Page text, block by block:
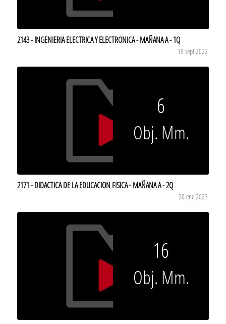
2143 - INGENIERIA ELECTRICA Y ELECTRONICA - MAÑANA A - 1Q
19 sept 2022
6
Obj. Mm.
2171 - DIDACTICA DE LA EDUCACION FISICA - MAÑANA A - 2Q
20 ene 2023
16
Obj. Mm.